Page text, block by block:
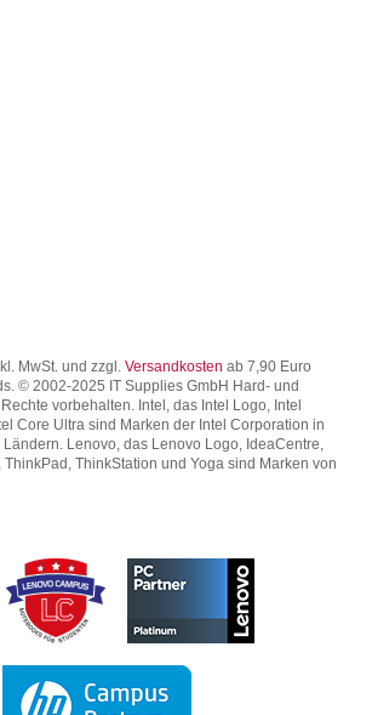
MwSt. und zzgl. Versandkosten ab 7,90 Euro
© 2002-2025 IT Supplies GmbH Hard- und
vorbehalten. Intel, das Intel Logo, Intel
Core Ultra sind Marken der Intel Corporation in
Lenovo, das Lenovo Logo, IdeaCentre,
ThinkPad, ThinkStation und Yoga sind Marken von